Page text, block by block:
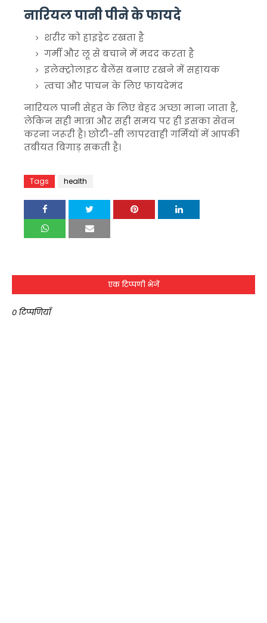
नारियल पानी पीने के फायदे
शरीर को हाइड्रेट रखता है
गर्मी और लू से बचाने में मदद करता है
इलेक्ट्रोलाइट बैलेंस बनाए रखने में सहायक
त्वचा और पाचन के लिए फायदेमंद
नारियल पानी सेहत के लिए बेहद अच्छा माना जाता है,
लेकिन सही मात्रा और सही समय पर ही इसका सेवन
करना जरूरी है। छोटी-सी लापरवाही गर्मियों में आपकी
तबीयत बिगाड़ सकती है।
Tags health
एक टिप्पणी भेजें
0 टिप्पणियाँ